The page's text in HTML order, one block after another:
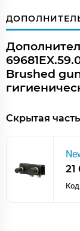
Brushed
Скрытая
21